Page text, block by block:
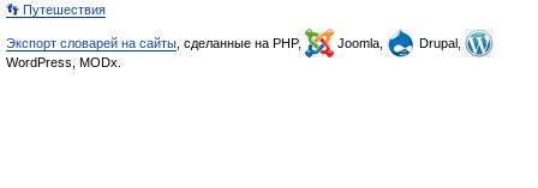
👣 Путешествия
Экспорт словарей на сайты , сделанные на PHP, Joomla,
Drupal,
WordPress, MODx.